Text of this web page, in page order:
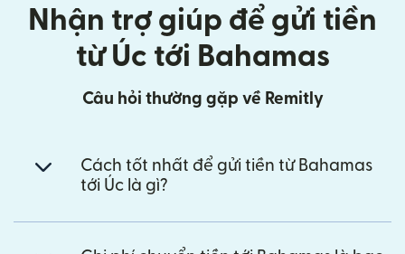
Nhận trợ giúp để gửi tiền
từ Úc tới Bahamas
Câu hỏi thường gặp về Remitly
Cách tốt nhất để gửi tiền từ Bahamas
tới Úc là gì?